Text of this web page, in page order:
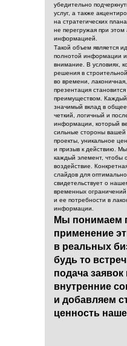
Мы понимаем
применение
в реальных
будь то
подача
внутренние
и добавляем
ценность
убедительно
услуг, а также
на стратегических
не перегружая при
информацией.
Такой объем является
полнотой информации
внимание. В условиях,
решения в
во времени,
презентация
преимуществом.
значимый вклад в
четкий, логичный и
информации, который
сильные стороны
проекты, уникальное
и призыв к действию.
каждый элемент, чтобы
воздействие.
слайдов для
свидетельствует о
временных
и ее потребности в
информации.